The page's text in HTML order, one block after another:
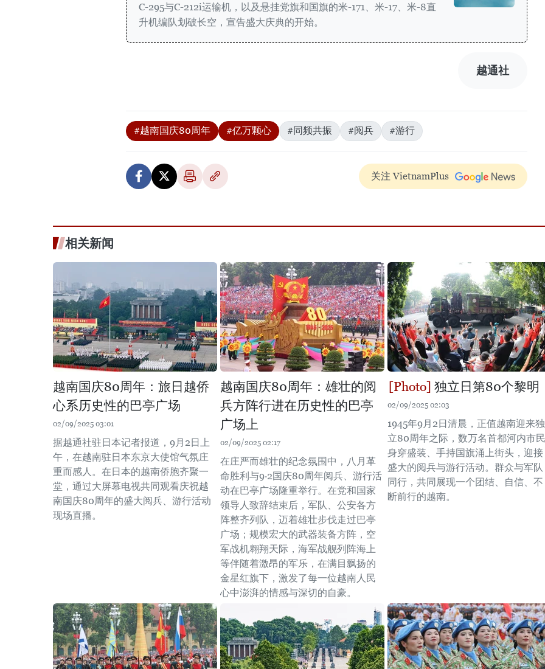
C-295与C-212i运输机，以及悬挂党旗和国旗的米-171、米-17、米-8直
升机编队划破长空，宣告盛大庆典的开始。
越通社
#越南国庆80周年 #亿万颗心 #同频共振 #阅兵 #游行
关注 VietnamPlus
相关新闻
越南国庆80周年：旅日越侨
心系历史性的巴亭广场
02/09/2025 03:01
据越通社驻日本记者报道，9月2日上
午，在越南驻日本东京大使馆气氛庄
重而感人。在日本的越南侨胞齐聚一
堂，通过大屏幕电视共同观看庆祝越
南国庆80周年的盛大阅兵、游行活动
现场直播。
越南国庆80周年：雄壮的阅
兵方阵行进在历史性的巴亭
广场上
02/09/2025 02:17
在庄严而雄壮的纪念氛围中，八月革
命胜利与9·2国庆80周年阅兵、游行活
动在巴亭广场隆重举行。在党和国家
领导人致辞结束后，军队、公安各方
阵整齐列队，迈着雄壮步伐走过巴亭
广场；规模宏大的武器装备方阵，空
军战机翱翔天际，海军战舰列阵海上
等伴随着激昂的军乐，在满目飘扬的
金星红旗下，激发了每一位越南人民
心中澎湃的情感与深切的自豪。
独立日第80个黎明
02/09/2025 02:03
1945年9月2日清晨，正值越南迎来独
立80周年之际，数万名首都河内市民
身穿盛装、手持国旗涌上街头，迎接
盛大的阅兵与游行活动。群众与军队
同行，共同展现一个团结、自信、不
断前行的越南。